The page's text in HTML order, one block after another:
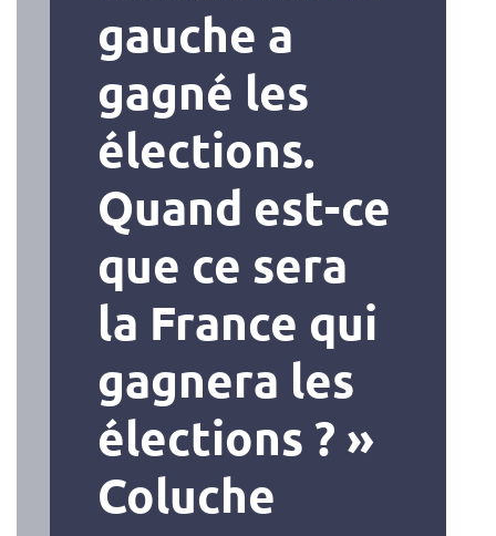
gauche a
gagné les
élections.
Quand est-ce
que ce sera
la France qui
gagnera les
élections ? »
Coluche